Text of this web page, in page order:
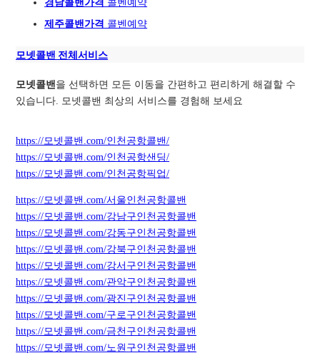
경남콜밴가격 콜벤예약
제주콜밴가격 콜벤예약
모넷콜밴 전체서비스
모넷콜밴을 선택하면 모든 이동을 간편하고 편리하게 해결할 수
있습니다. 모넷콜밴 최상의 서비스를 경험해 보세요
https://모넷콜밴.com/인천공항콜밴/
https://모넷콜밴.com/인천공항샌딩/
https://모넷콜밴.com/인천공항픽업/
https://모넷콜밴.com/서울인천공항콜밴
https://모넷콜밴.com/강남구인천공항콜밴
https://모넷콜밴.com/강동구인천공항콜밴
https://모넷콜밴.com/강북구인천공항콜밴
https://모넷콜밴.com/강서구인천공항콜밴
https://모넷콜밴.com/관악구인천공항콜밴
https://모넷콜밴.com/광진구인천공항콜밴
https://모넷콜밴.com/구로구인천공항콜밴
https://모넷콜밴.com/금천구인천공항콜밴
https://모넷콜밴.com/노원구인천공항콜밴